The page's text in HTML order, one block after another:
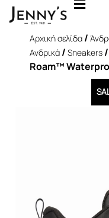
Αρχική σελίδα /
Ανδρικά / Sneakers
Roam™